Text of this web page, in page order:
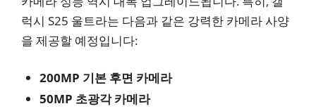
럭시 S25 울트라는 다음과 같은 강력한 카메라 사양
을 제공할 예정입니다:
200MP 기본 후면 카메라
50MP 초광각 카메라